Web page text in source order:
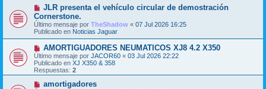
e
m
e
n
s
a
e
N
e
v
o
m
e
n
s
a
j
e
JLR presenta el vehículo circular de demostración
Cornerstone.
Último mensaje por TheShadow « 07 Jul 2026 16:25
Publicado en Noticias Jaguar
N
u
e
v
o
m
AMORTIGUADORES NEUMATICOS XJ8 4.2 X350
Último mensaje por JACOR60 « 03 Jul 2026 22:22
Publicado en XJ X350 & 358
Respuestas: 2
Namortigadores